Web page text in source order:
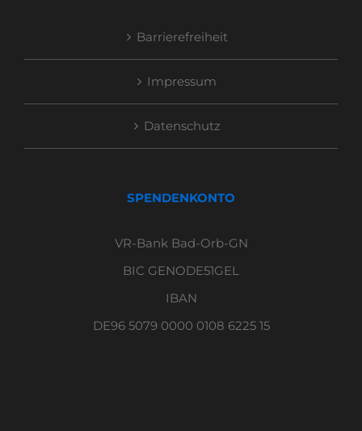
Barrierefreiheit
Impressum
Datenschutz
SPENDENKONTO
VR-Bank Bad-Orb-GN
BIC GENODE51GEL
IBAN
DE96 5079 0000 0108 6225 15